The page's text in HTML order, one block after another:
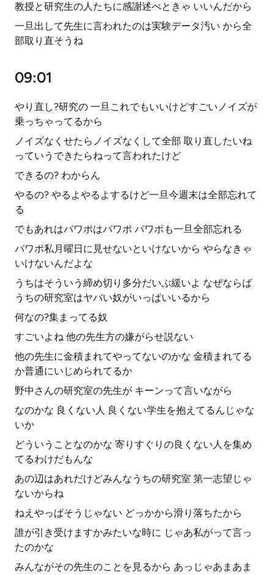
教授と研究生の人たちに感謝述べときゃ いいんだから
一旦出して先生に言われたのは実験データ汚い から全
部取り直そうね
09:01
やり直し?研究の 一旦これでもいいけどすごいノイズが
乗っちゃってるから
ノイズなくせたらノイズなくして全部 取り直したいね
っていうできたらねって言われたけど
できるの? わからん
やるの? やるよやるよするけど一旦今週末は全部忘れて
る
でもあれはパワポはパワポ パワポも一旦全部忘れる
パワポ私月曜日に見せないといけないから やらなきゃ
いけないんだよな
うちはそういう締め切り多分だいぶ緩いよ なぜならば
うちの研究室はヤバい奴がいっぱいいるから
何なの?集まってる奴
すごいよね 他の先生方の嫌がらせ説ない
他の先生に金積まれてやってないのかな 金積まれてる
か普通にいじめられてるか
野中さんの研究室の先生が キーンって言いながら
なのかな 良くない人 良くない学生を抱えてるんじゃな
いか
どういうことなのかな 寄りすぐりの良くない人を集め
てるわけだもんな
あの辺はあれだけどみんなうちの研究室 第一志望じゃ
ないからね
ねえやっぱそうじゃない どっかから滑り落ちたから
誰が引き受けますかみたいな時に じゃあ私がって言っ
たのかな
みんながその先生のことを見るから あっじゃあまあま